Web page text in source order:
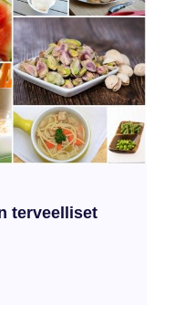
terveelliset